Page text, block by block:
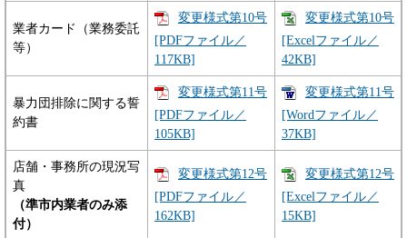
業者カード（業務委託
等）
変更様式第10号
[PDFファイル／
117KB]
変更様式第10号
[Excelファイル／
42KB]
暴力団排除に関する誓
約書
変更様式第11号
[PDFファイル／
105KB]
変更様式第11号
[Wordファイル／
37KB]
店舗・事務所の現況写
真
（準市内業者のみ添
付）
変更様式第12号
[PDFファイル／
162KB]
変更様式第12号
[Excelファイル／
15KB]